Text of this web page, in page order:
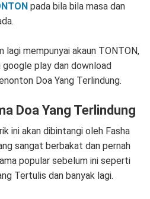
pada bila bila masa dan
lagi mempunyai akaun TONTON,
play dan download
Doa Yang Terlindung.
Doa Yang Terlindung
ini akan dibintangi oleh Fasha
sangat berbakat dan pernah
popular sebelum ini seperti
Tertulis dan banyak lagi.